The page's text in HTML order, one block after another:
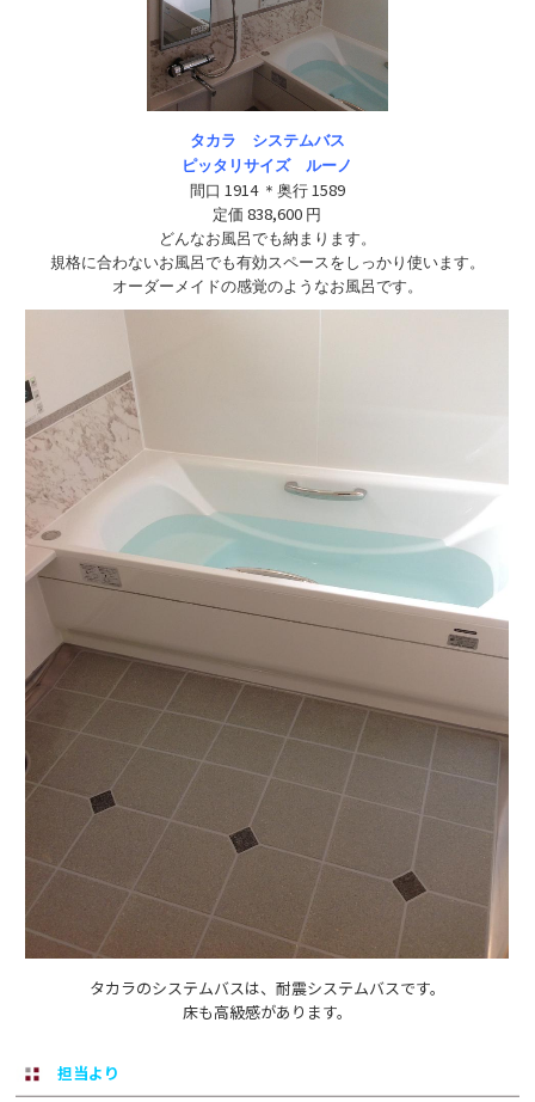
タカラ システムバス
ピッタリサイズ ルーノ
間口 1914 ＊奥行1589
定価838,600 円
どんなお風呂でも納まります。
規格に合わないお風呂でも有効スペースをしっかり使います。
オーダーメイドの感覚のようなお風呂です。
タカラのシステムバスは、耐震システムバスです。
床も高級感があります。
担当より